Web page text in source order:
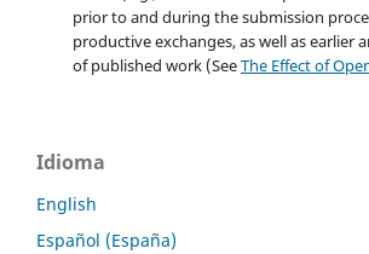
prior to and during the submission
productive exchanges, as well as earlier
of published work (SeeThe Effect of
Idioma
English
Español (España)